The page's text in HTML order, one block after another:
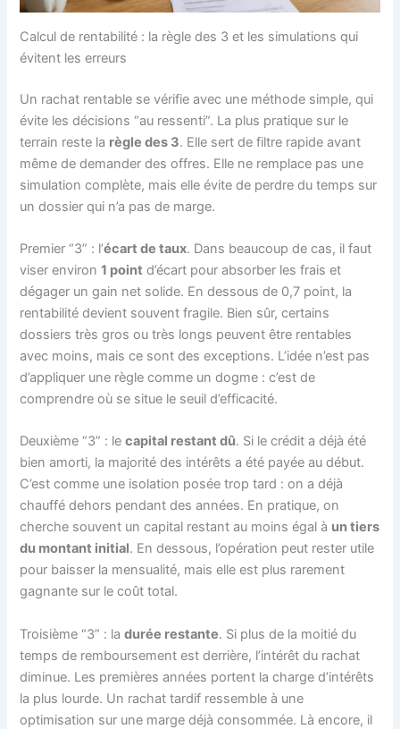
Calcul de rentabilité : la règle des 3 et les simulations qui
évitent les erreurs
Un rachat rentable se vérifie avec une méthode simple, qui
évite les décisions “au ressenti”. La plus pratique sur le
terrain reste la règle des 3. Elle sert de filtre rapide avant
même de demander des offres. Elle ne remplace pas une
simulation complète, mais elle évite de perdre du temps sur
un dossier qui n’a pas de marge.
Premier “3” : l’écart de taux. Dans beaucoup de cas, il faut
viser environ1 point d’écart pour absorber les frais et
dégager un gain net solide. En dessous de 0,7 point, la
rentabilité devient souvent fragile. Bien sûr, certains
dossiers très gros ou très longs peuvent être rentables
avec moins, mais ce sont des exceptions. L’idée n’est pas
d’appliquer une règle comme un dogme : c’est de
comprendre où se situe le seuil d’efficacité.
Deuxième “3” : lecapital restant dû. Si le crédit a déjà été
bien amorti, la majorité des intérêts a été payée au début.
C’est comme une isolation posée trop tard : on a déjà
chauffé dehors pendant des années. En pratique, on
cherche souvent un capital restant au moins égal à un tiers
du montant initial. En dessous, l’opération peut rester utile
pour baisser la mensualité, mais elle est plus rarement
gagnante sur le coût total.
Troisième “3” : ladurée restante. Si plus de la moitié du
temps de remboursement est derrière, l’intérêt du rachat
diminue. Les premières années portent la charge d’intérêts
la plus lourde. Un rachat tardif ressemble à une
optimisation sur une marge déjà consommée. Là encore, il